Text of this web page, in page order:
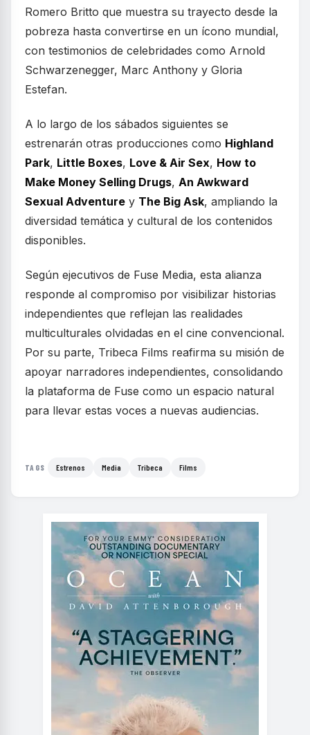
Romero Britto que muestra su trayecto desde la
pobreza hasta convertirse en un ícono mundial,
con testimonios de celebridades como Arnold
Schwarzenegger, Marc Anthony y Gloria
Estefan.
A lo largo de los sábados siguientes se
estrenarán otras producciones como Highland
Park, Little Boxes, Love & Air Sex, How to
Make Money Selling Drugs, An Awkward
Sexual Adventure y The Big Ask, ampliando la
diversidad temática y cultural de los contenidos
disponibles.
Según ejecutivos de Fuse Media, esta alianza
responde al compromiso por visibilizar historias
independientes que reflejan las realidades
multiculturales olvidadas en el cine convencional.
Por su parte, Tribeca Films reafirma su misión de
apoyar narradores independientes, consolidando
la plataforma de Fuse como un espacio natural
para llevar estas voces a nuevas audiencias.
TAGS Estrenos Media Tribeca Films